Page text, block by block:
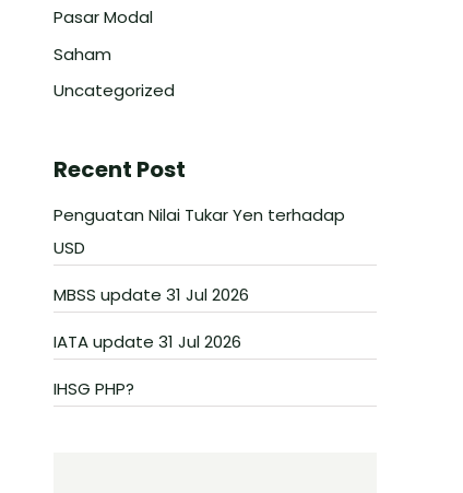
Pasar Modal
Saham
Uncategorized
Recent Post
Penguatan Nilai Tukar Yen terhadap
USD
MBSS update 31 Jul 2026
IATA update 31 Jul 2026
IHSG PHP?